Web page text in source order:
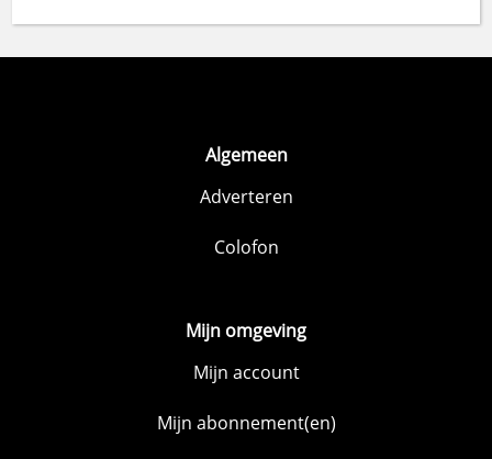
Algemeen
Adverteren
Colofon
Mijn omgeving
Mijn account
Mijn abonnement(en)